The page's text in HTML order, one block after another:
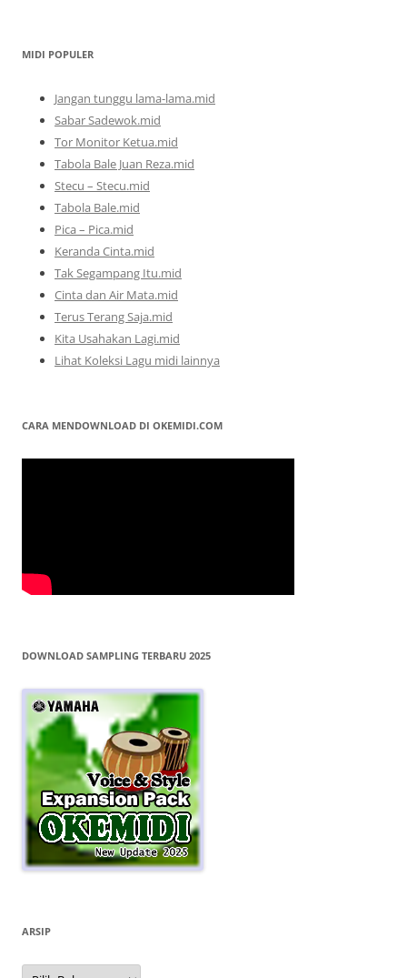
MIDI POPULER
Jangan tunggu lama-lama.mid
Sabar Sadewok.mid
Tor Monitor Ketua.mid
Tabola Bale Juan Reza.mid
Stecu – Stecu.mid
Tabola Bale.mid
Pica – Pica.mid
Keranda Cinta.mid
Tak Segampang Itu.mid
Cinta dan Air Mata.mid
Terus Terang Saja.mid
Kita Usahakan Lagi.mid
Lihat Koleksi Lagu midi lainnya
CARA MENDOWNLOAD DI OKEMIDI.COM
DOWNLOAD SAMPLING TERBARU 2025
ARSIP
Arsip